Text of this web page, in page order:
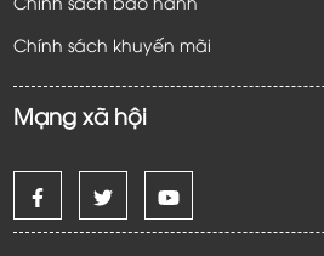
Chính sách khuyến mãi
Mạng xã hội